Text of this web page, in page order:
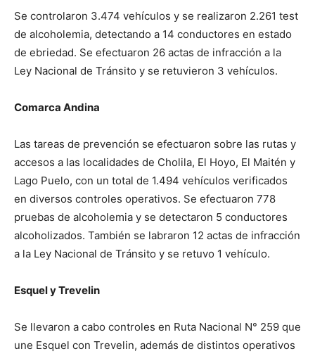
Se controlaron 3.474 vehículos y se realizaron 2.261 test
de alcoholemia, detectando a 14 conductores en estado
de ebriedad. Se efectuaron 26 actas de infracción a la
Ley Nacional de Tránsito y se retuvieron 3 vehículos.
Comarca Andina
Las tareas de prevención se efectuaron sobre las rutas y
accesos a las localidades de Cholila, El Hoyo, El Maitén y
Lago Puelo, con un total de 1.494 vehículos verificados
en diversos controles operativos. Se efectuaron 778
pruebas de alcoholemia y se detectaron 5 conductores
alcoholizados. También se labraron 12 actas de infracción
a la Ley Nacional de Tránsito y se retuvo 1 vehículo.
Esquel y Trevelin
Se llevaron a cabo controles en Ruta Nacional N° 259 que
une Esquel con Trevelin, además de distintos operativos